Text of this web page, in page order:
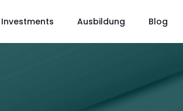
Investments Ausbildung Blog